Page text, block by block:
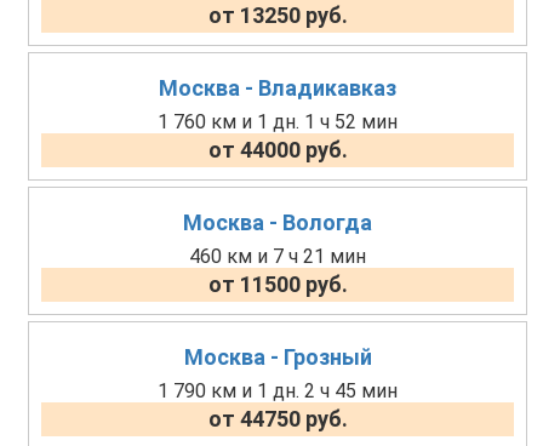
от 13250 руб.
Москва - Владикавказ
1 760 км и 1 дн. 1 ч 52 мин
от 44000 руб.
Москва - Вологда
460 км и 7 ч 21 мин
от 11500 руб.
Москва - Грозный
1 790 км и 1 дн. 2 ч 45 мин
от 44750 руб.